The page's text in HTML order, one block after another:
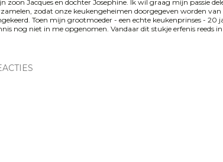
zoon Jacques en dochter Josephine. Ik wil graag mijn passie
zodat onze keukengeheimen doorgegeven worden
Toen mijn grootmoeder - een echte keukenprinses - 20
nog niet in me opgenomen. Vandaar dit stukje erfenis reeds